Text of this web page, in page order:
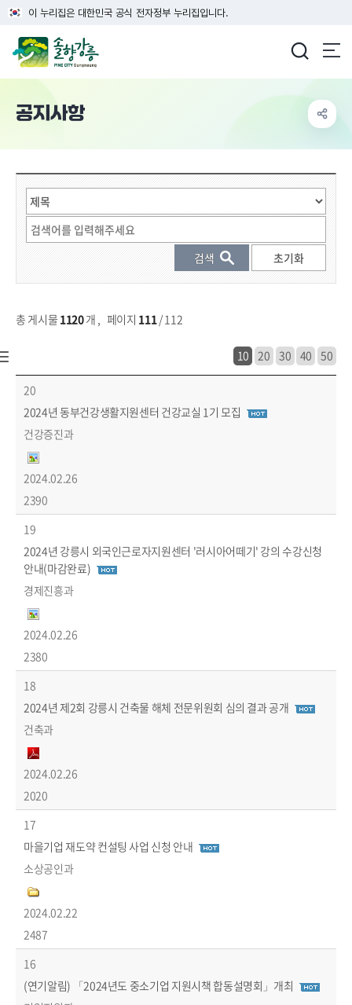
이 누리집은 대한민국 공식 전자정부 누리집입니다.
공지사항
총 게시물 1120개 , 페이지 111/ 112
10 20 30 40 50
20
2024년 동부건강생활지원센터 건강교실 1기 모집
건강증진과
2024.02.26
2390
19
2024년 강릉시 외국인근로자지원센터 '러시아어떼기' 강의 수강신청
안내(마감완료)
경제진흥과
2024.02.26
2380
18
2024년 제2회 강릉시 건축물 해체 전문위원회 심의 결과 공개
건축과
2024.02.26
2020
17
마을기업 재도약 컨설팅 사업 신청 안내
소상공인과
2024.02.22
2487
16
(연기알림) 「2024년도 중소기업 지원시책 합동설명회」개최